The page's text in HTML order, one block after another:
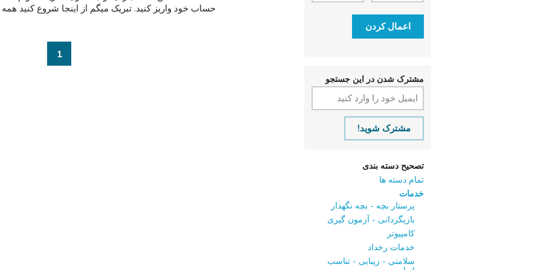
اعمال کردن
مشترک شدن در این جستجو
مشترک شوید!
تصحیح دسته بندی
تمام دسته ها
خدمات
پرستار بچه - بچه نگهدار
بازیگردانی - آزمون‌ گیری
کامپیوتر
خدمات رخداد
سلامتی - زیبایی - تناسب
حساب خود واریز کنید. تبریک میگم از اینجا شروع کنید همه
1